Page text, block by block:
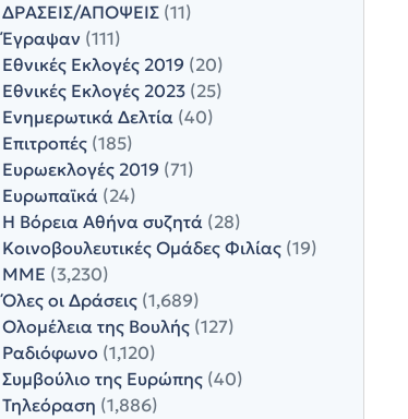
ΔΡΑΣΕΙΣ/ΑΠΟΨΕΙΣ(11)
Έγραψαν (111)
Εθνικές Εκλογές 2019 (20)
Εθνικές Εκλογές 2023(25)
Ενημερωτικά Δελτία(40)
Επιτροπές(185)
Ευρωεκλογές 2019 (71)
Ευρωπαϊκά(24)
Η Βόρεια Αθήνα συζητά(28)
Κοινοβουλευτικές Ομάδες Φιλίας(19)
ΜΜΕ (3,230)
Όλες οι Δράσεις(1,689)
Ολομέλεια της Βουλής(127)
Ραδιόφωνο (1,120)
Συμβούλιο της Ευρώπης(40)
Τηλεόραση (1,886)